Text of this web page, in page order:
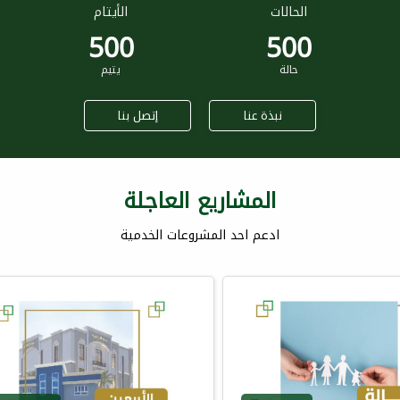
الحالات
500
حالة
الأيتام
500
يتيم
نبذة عنا إتصل بنا
المشاريع العاجلة
ادعم احد المشروعات الخدمية